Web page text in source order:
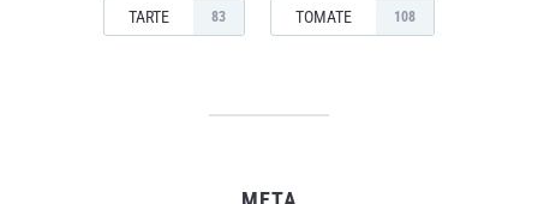
TARTE 83 TOMATE 108